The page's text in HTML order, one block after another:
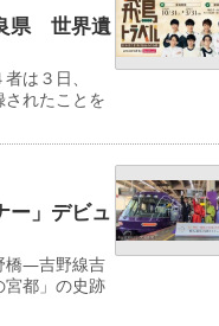
県 世界遺
は３日、
されたことを
」デビュ
橋―吉野線吉
宮都」の史跡